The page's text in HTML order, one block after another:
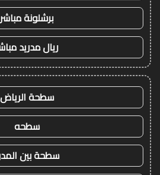
برشلونة مباشر
ريال مدريد
سطحة الرياض
سطحه
سطحة بين